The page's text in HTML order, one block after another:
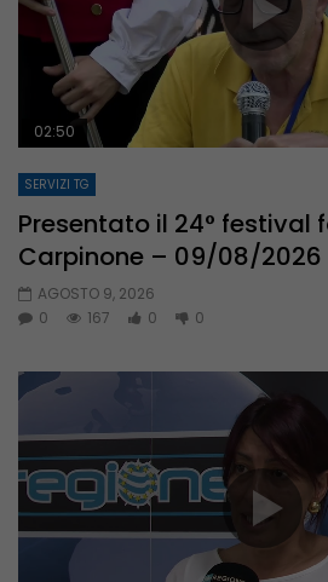
02:50
SERVIZI TG
Presentato il 24° festival
Carpinone – 09/08/2026
AGOSTO 9, 2026
0
167 0 0